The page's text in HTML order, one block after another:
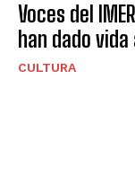
Voces del
han dado
CULTURA